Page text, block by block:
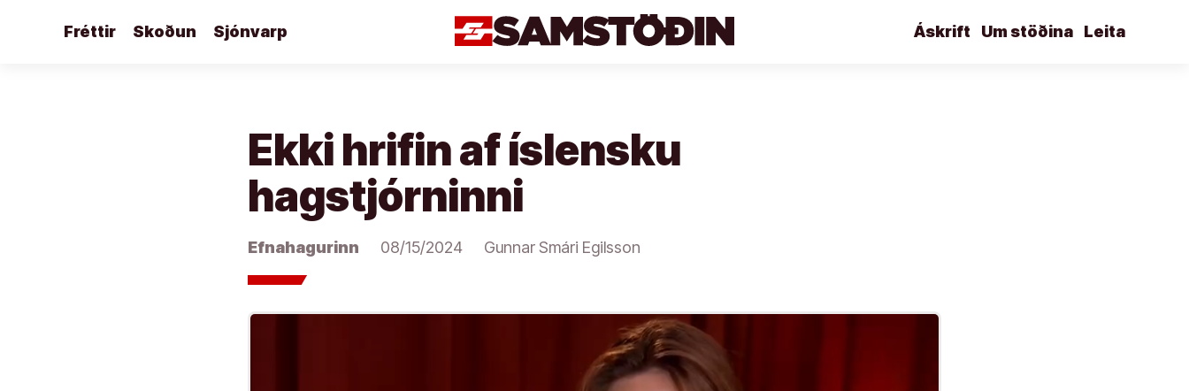
Fréttir Skoðun Sjónvarp Leita
Um stöðina
Áskrift
Ekki hrifin af íslensku
hagstjórninni
Efnahagurinn 08/15/2024 Gunnar Smári Egilsson